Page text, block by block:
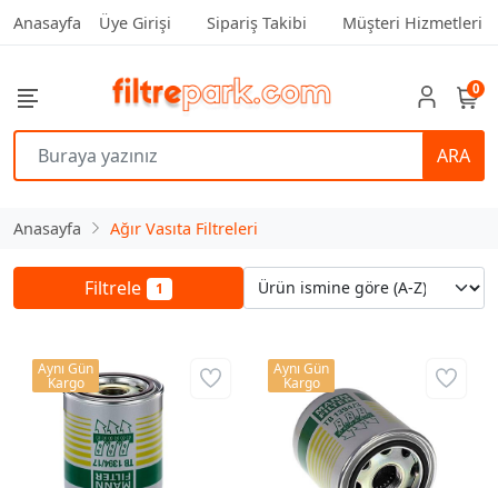
Anasayfa Üye Girişi Sipariş Takibi Müşteri Hizmetleri
ARA
0
Anasayfa Ağır Vasıta Filtreleri
Filtrele 1
Aynı Gün
Kargo
Aynı Gün
Kargo